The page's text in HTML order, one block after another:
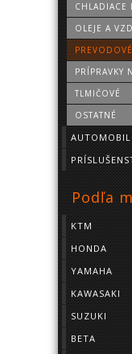
CHLADIACE
OLEJE A
PREVODOVÉ
PRÍPRAVKY
TLMIČOVÉ
OSTATNÉ
Podľa
KTM
HONDA
YAMAHA
KAWASAKI
SUZUKI
BETA